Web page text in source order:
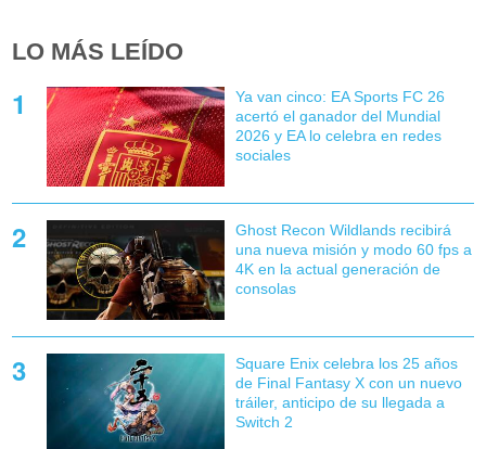
LO MÁS LEÍDO
Ya van cinco: EA Sports FC 26
acertó el ganador del Mundial
2026 y EA lo celebra en redes
sociales
Ghost Recon Wildlands recibirá
una nueva misión y modo 60 fps a
4K en la actual generación de
consolas
Square Enix celebra los 25 años
de Final Fantasy X con un nuevo
tráiler, anticipo de su llegada a
Switch 2